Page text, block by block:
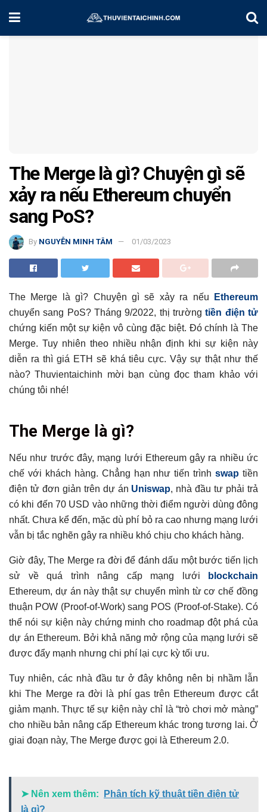
Home
The Merge là gì? Chuyện gì sẽ
xảy ra nếu Ethereum chuyển
sang PoS?
By NGUYỄN MINH TÂM 01/03/2023
The Merge là gì? Chuyện gì sẽ xảy ra nếu
Ethereum
chuyển sang PoS? Tháng 9/2022, thị trườngtiền điện tử
chứng kiến một sự kiện vô cùng đặc biệt. Đó chính là The
Merge. Tuy nhiên theo nhiều nhận định khi sự kiện này
diễn ra thì giá ETH sẽ khá tiêu cực. Vậy sự thật như thế
nào? Thuvientaichinh mời bạn cùng đọc tham khảo với
chúng tôi nhé!
The Merge là gì?
Chuyện gì sẽ xảy ra nếu Ethereum chuyển sang PoS?
Đối với hệ sinh thái Ethereum
Đối với đồng tiền ETH
Đối với các dự án Layer 1
Đối với các dự án Layer 2
Đối với toàn thị trường tiền điện tử
Có thể bạn chưa biết
The Merge là gì?
Nếu như trước đây, mạng lưới Ethereum gây ra nhiều ức
chế với khách hàng. Chẳng hạn như tiến trìnhswap tiền
điện tử đơn giản trên dự án Uniswap, nhà đầu tư phải trả
có khi đến 70 USD vào những thời điểm người dùng đông
nhất. Chưa kể đến, mặc dù phí bỏ ra cao nhưng mạng lưới
vẫn bị tắc nghẽn gây ra nhiều khó chịu cho khách hàng.
Giờ đây, The Merge ra đời để đánh dấu một bước tiến lịch
sử về quá trình nâng cấp mạng lưới
blockchain
Ethereum, dự án này thật sự chuyển mình từ cơ chế đồng
thuận POW (Proof-of-Work) sang POS (Proof-of-Stake). Có
thể nói sự kiện này chứng minh cho roadmap đột phá của
dự án Ethereum. Bởi khả năng mở rộng của mạng lưới sẽ
được đẩy mạnh nhưng chi phí lại cực kỳ tối ưu.
Tuy nhiên, các nhà đầu tư ở đây không nên bị nhầm lẫn
khi The Merge ra đời là phí gas trên Ethereum được cắt
giảm mạnh. Thực tế sự kiện này chỉ là “trò chơi mở màng”
cho nhiều bản nâng cấp Ethereum khác trong tương lai. Ở
giai đoạn này, The Merge được gọi là Ethereum 2.0.
➤ Nên xem thêm:
Phân tích kỹ thuật tiền điện tử
là gì?